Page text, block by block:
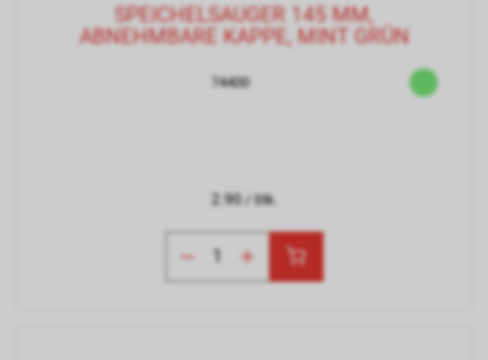
SPEICHELSAUGER 145 MM,
ABNEHMBARE KAPPE, MINT GRÜN
74400
2.90/ Stk.